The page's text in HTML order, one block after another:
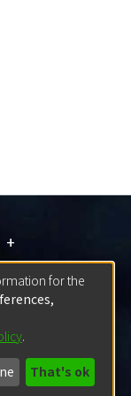
+
+
+
for the
.
That's ok